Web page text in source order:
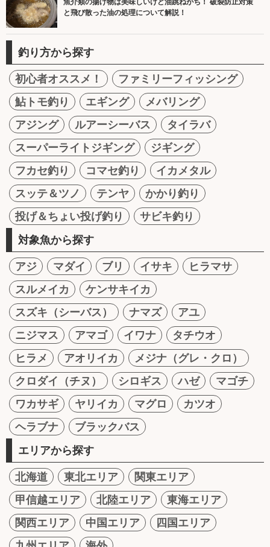
と飛び散った油の処理について解説！
釣り方から探す
初心者オススメ！
ファミリーフィッシング
鮎トモ釣り
エギング
メバリング
アジング
ルアーシーバス
タイラバ
スーパーライトジギング
ジギング
フカセ釣り
コマセ釣り
イカメタル
スッテ＆ツノ
テンヤ
かかり釣り
投げ＆ちょい投げ釣り
サビキ釣り
対象魚から探す
アジ マダイ ブリ イサキ
ヒラマサ
スルメイカ
ケンサキイカ
スズキ（シーバス）
ナマズ
アユ
ニジマス
アマゴ イワナ
タチウオ
ヒラメ
アオリイカ
メジナ（グレ・クロ）
クロダイ（チヌ）
シロギス ハゼ
マゴチ
ワカサギ
ヤリイカ マグロ
カツオ
ヘラブナ
ブラックバス
エリアから探す
北海道 東北エリア
関東エリア
甲信越エリア
北陸エリア
東海エリア
関西エリア
中国エリア
四国エリア